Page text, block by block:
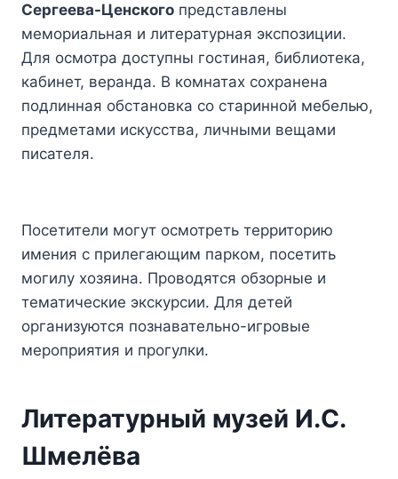
Сергеева-Ценского представлены
мемориальная и литературная экспозиции.
Для осмотра доступны гостиная, библиотека,
кабинет, веранда. В комнатах сохранена
подлинная обстановка со старинной мебелью,
предметами искусства, личными вещами
писателя.
Посетители могут осмотреть территорию
имения с прилегающим парком, посетить
могилу хозяина. Проводятся обзорные и
тематические экскурсии. Для детей
организуются познавательно-игровые
мероприятия и прогулки.
Литературный музей И.С.
Шмелёва